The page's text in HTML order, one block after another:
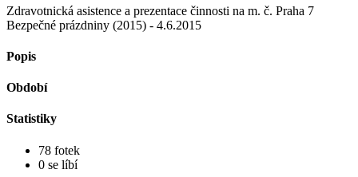
Zdravotnická asistence a prezentace činnosti na m. č. Praha 7
Bezpečné prázdniny (2015) - 4.6.2015
Popis
Období
Statistiky
78 fotek
0 se líbí